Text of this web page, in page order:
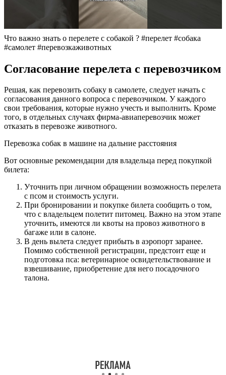
Что важно знать о перелете с собакой ? #перелет #собака
#самолет #перевозкаживотных
Согласование перелета с перевозчиком
Решая, как перевозить собаку в самолете, следует начать с
согласования данного вопроса с перевозчиком. У каждого
свои требования, которые нужно учесть и выполнить. Кроме
того, в отдельных случаях фирма-авиаперевозчик может
отказать в перевозке животного.
Перевозка собак в машине на дальние расстояния
Вот основные рекомендации для владельца перед покупкой
билета:
Уточнить при личном обращении возможность перелета
с псом и стоимость услуги.
При бронировании и покупке билета сообщить о том,
что с владельцем полетит питомец. Важно на этом этапе
уточнить, имеются ли квоты на провоз животного в
багаже или в салоне.
В день вылета следует прибыть в аэропорт заранее.
Помимо собственной регистрации, предстоит еще и
подготовка пса: ветеринарное освидетельствование и
взвешивание, приобретение для него посадочного
талона.